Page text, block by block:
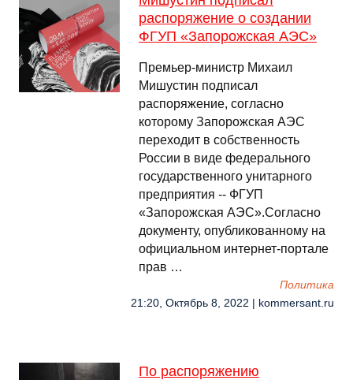
распоряжение о создании
ФГУП «Запорожская АЭС»
Премьер-министр Михаил
Мишустин подписал
распоряжение, согласно
которому Запорожская АЭС
переходит в собственность
России в виде федерального
государственного унитарного
предприятия -- ФГУП
«Запорожская АЭС».Согласно
документу, опубликованному на
официальном интернет-портале
прав …
Политика
21:20, Октябрь 8, 2022 | kommersant.ru
По распоряжению